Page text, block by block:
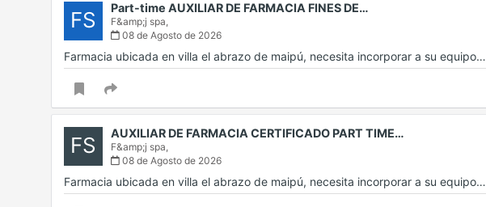
FS Part-time AUXILIAR DE FARMACIA FINES DE…
F&amp;j spa,
08 de Agosto de 2026
Farmacia ubicada en villa el abrazo de maipú, necesita incorporar a su equipo…
FS AUXILIAR DE FARMACIA CERTIFICADO PART TIME…
F&amp;j spa,
08 de Agosto de 2026
Farmacia ubicada en villa el abrazo de maipú, necesita incorporar a su equipo…